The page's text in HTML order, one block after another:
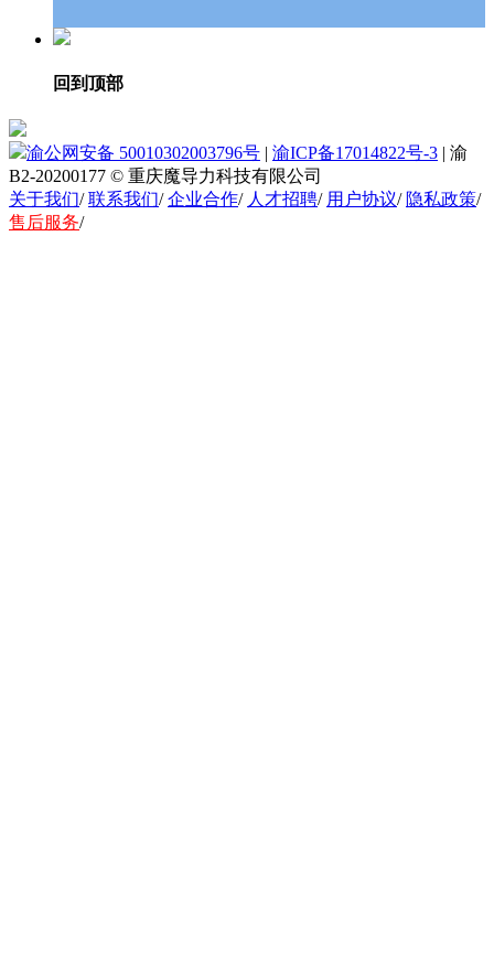
回到顶部
渝公网安备 50010302003796号 | 渝ICP备17014822号-3 | 渝
B2-20200177 © 重庆魔导力科技有限公司
关于我们/联系我们/企业合作/ 人才招聘/ 用户协议/ 隐私政策/
售后服务/